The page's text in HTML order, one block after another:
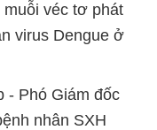
véc tơ phát
virus Dengue ở
- Phó Giám đốc
nhân SXH